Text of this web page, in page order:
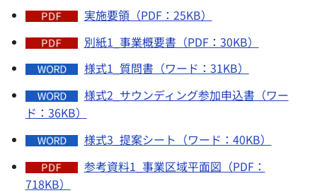
実施要領（PDF：25KB）
別紙1_事業概要書（PDF：30KB）
様式1_質問書（ワード：31KB）
様式2_サウンディング参加申込書（ワー
ド：36KB）
様式3_提案シート（ワード：40KB）
参考資料1_事業区域平面図（PDF：
718KB）